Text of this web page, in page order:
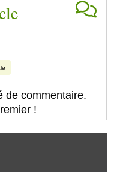
de commentaire.
!